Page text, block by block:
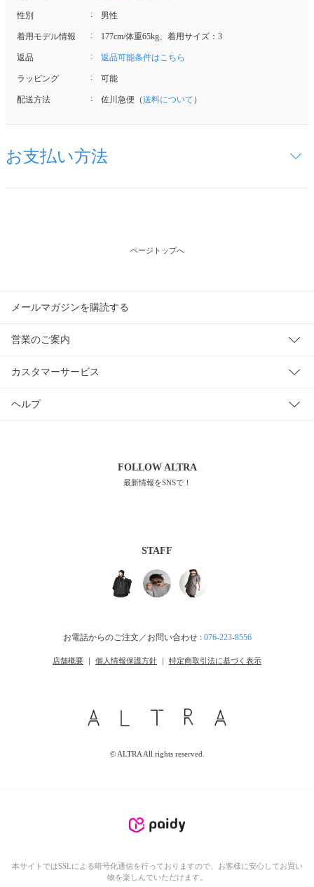
性別 男性
着用モデル情報 177cm/体重65kg、着用サイズ：3
返品 返品可能条件はこちら
ラッピング 可能
配送方法 佐川急便（送料について ）
お支払い方法
ページトップへ
メールマガジンを購読する
営業のご案内
カスタマーサービス
ヘルプ
FOLLOWALTRA
最新情報をSNSで！
STAFF
お電話からのご注文／お問い合わせ : 076-223-8556
店舗概要 ｜ 個人情報保護方針 ｜ 特定商取引法に基づく表示
© ALTRA All rights reserved.
本サイトではSSLによる暗号化通信を行っておりますので、お客様に安心してお買い
物を楽しんでいただけます。